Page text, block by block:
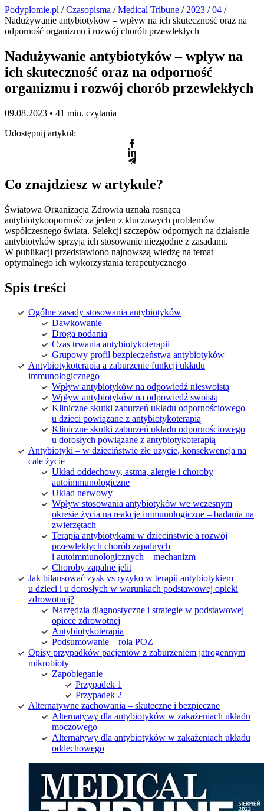
Podyplomie.pl /Czasopisma /Medical Tribune / 2023 /04 /
Nadużywanie antybiotyków – wpływ na ich skuteczność oraz na
odporność organizmu i rozwój chorób przewlekłych
Nadużywanie antybiotyków – wpływ na
ich skuteczność oraz na odporność
organizmu i rozwój chorób przewlekłych
09.08.2023 • 41 min. czytania
Udostępnij artykuł:
Co znajdziesz w artykule?
Światowa Organizacja Zdrowia uznała rosnącą
antybiotykooporność za jeden z kluczowych problemów
współczesnego świata. Selekcji szczepów odpornych na działanie
antybiotyków sprzyja ich stosowanie niezgodne z zasadami.
W publikacji przedstawiono najnowszą wiedzę na temat
optymalnego ich wykorzystania terapeutycznego
Spis treści
Ogólne zasady stosowania antybiotyków
Dawkowanie
Droga podania
Czas trwania antybiotykoterapii
Grupowy profil bezpieczeństwa antybiotyków
Antybiotykoterapia a zaburzenie funkcji układu
immunologicznego
Wpływ antybiotyków na odpowiedź nieswoistą
Wpływ antybiotyków na odpowiedź swoistą
Kliniczne skutki zaburzeń układu odpornościowego
u dzieci powiązane z antybiotykoterapią
Kliniczne skutki zaburzeń układu odpornościowego
u dorosłych powiązane z antybiotykoterapią
Antybiotyki – w dzieciństwie złe użycie, konsekwencja na
całe życie
Układ oddechowy, astma, alergie i choroby
autoimmunologiczne
Układ nerwowy
Wpływ stosowania antybiotyków we wczesnym
okresie życia na reakcje immunologiczne – badania na
zwierzętach
Terapia antybiotykami w dzieciństwie a rozwój
przewlekłych chorób zapalnych
i autoimmunologicznych – mechanizm
Choroby zapalne jelit
Jak bilansować zysk vs ryzyko w terapii antybiotykiem
u dzieci i u dorosłych w warunkach podstawowej opieki
zdrowotnej?
Narzędzia diagnostyczne i strategie w podstawowej
opiece zdrowotnej
Antybiotykoterapia
Podsumowanie – rola POZ
Opisy przypadków pacjentów z zaburzeniem jatrogennym
mikrobioty
Zapobieganie
Przypadek 1
Przypadek 2
Alternatywne zachowania – skuteczne i bezpieczne
Alternatywy dla antybiotyków w zakażeniach układu
moczowego
Alternatywy dla antybiotyków w zakażeniach układu
oddechowego